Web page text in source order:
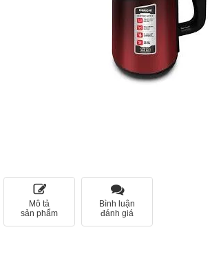
Mô tả
sản phẩm
Bình luận
đánh giá